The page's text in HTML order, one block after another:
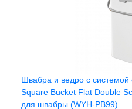
Швабра и ведро c системой
Square Bucket Flat Double
для швабры (WYH-PB99)